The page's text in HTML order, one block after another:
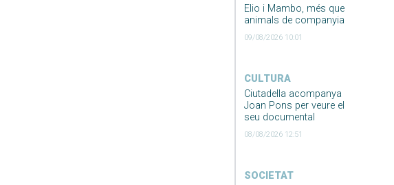
Elio i Mambo, més que
animals de companyia
09/08/2026 10:01
CULTURA
Ciutadella acompanya
Joan Pons per veure el
seu documental
08/08/2026 12:51
SOCIETAT